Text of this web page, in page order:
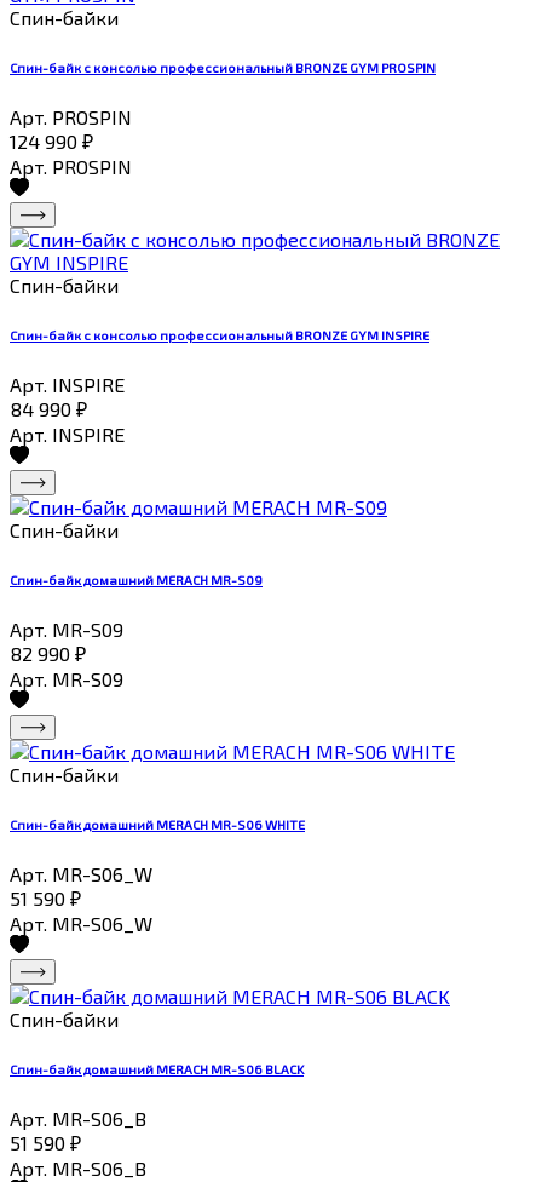
Спин-байки
Спин-байк с консолью профессиональный BRONZE GYM PROSPIN
Арт. PROSPIN
124 990 ₽
Арт. PROSPIN
Спин-байки
Спин-байк с консолью профессиональный BRONZE GYM INSPIRE
Арт. INSPIRE
84 990 ₽
Арт. INSPIRE
Спин-байки
Спин-байк домашний MERACH MR-S09
Арт. MR-S09
82 990 ₽
Арт. MR-S09
Спин-байки
Спин-байк домашний MERACH MR-S06 WHITE
Арт. MR-S06_W
51 590 ₽
Арт. MR-S06_W
Спин-байки
Спин-байк домашний MERACH MR-S06 BLACK
Арт. MR-S06_B
51 590 ₽
Арт. MR-S06_B